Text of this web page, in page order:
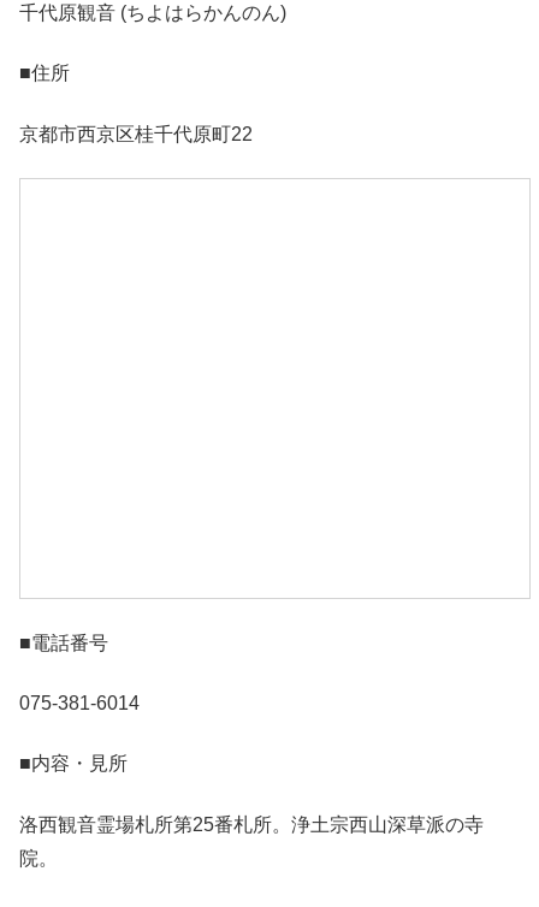
千代原観音 (ちよはらかんのん)
■住所
京都市西京区桂千代原町22
■電話番号
075-381-6014
■内容・見所
洛西観音霊場札所第25番札所。浄土宗西山深草派の寺
院。